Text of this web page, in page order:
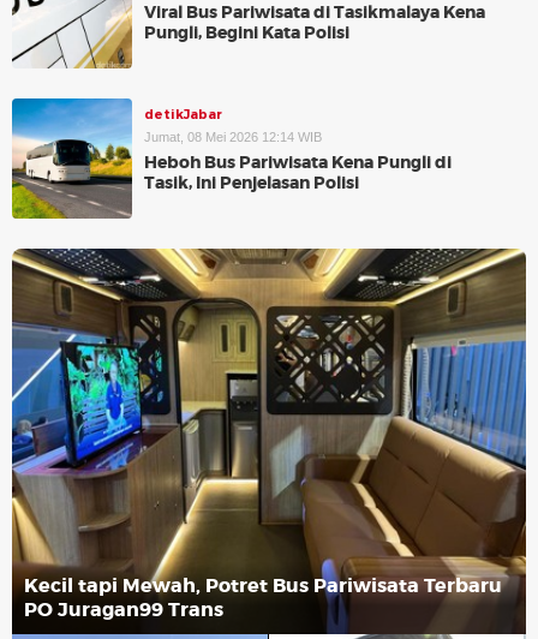
Viral Bus Pariwisata di Tasikmalaya Kena
Pungli, Begini Kata Polisi
detikJabar
Jumat, 08 Mei 2026 12:14 WIB
Heboh Bus Pariwisata Kena Pungli di
Tasik, Ini Penjelasan Polisi
Kecil tapi Mewah, Potret Bus Pariwisata Terbaru
PO Juragan99 Trans